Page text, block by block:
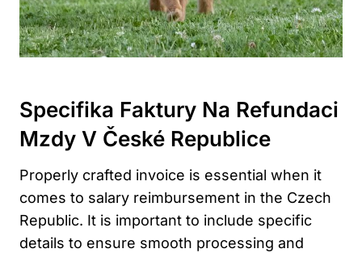
Specifika Faktury Na Refundaci
Mzdy V České Republice
Properly crafted invoice is essential when it
comes to salary reimbursement in the Czech
Republic. It is important to include specific
details to ensure smooth processing and